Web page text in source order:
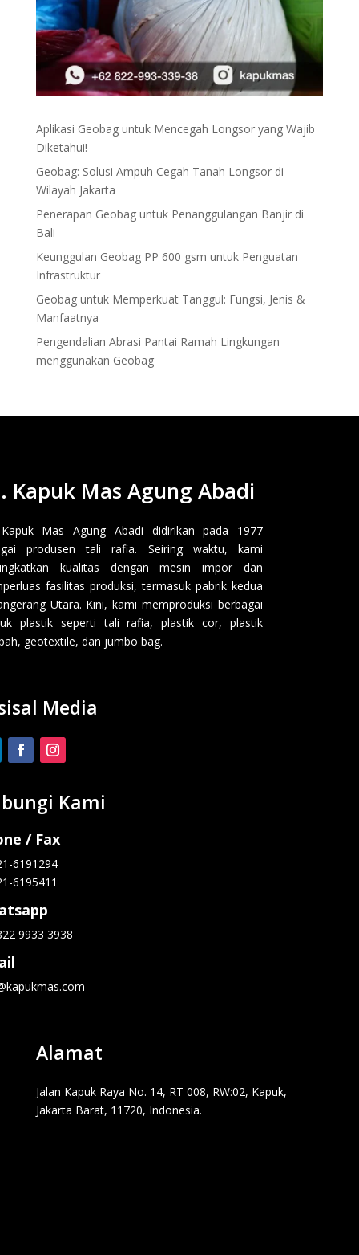
Aplikasi Geobag untuk Mencegah Longsor yang Wajib
Diketahui!
Geobag: Solusi Ampuh Cegah Tanah Longsor di
Wilayah Jakarta
Penerapan Geobag untuk Penanggulangan Banjir di
Bali
Keunggulan Geobag PP 600 gsm untuk Penguatan
Infrastruktur
Geobag untuk Memperkuat Tanggul: Fungsi, Jenis &
Manfaatnya
Pengendalian Abrasi Pantai Ramah Lingkungan
menggunakan Geobag
Kapuk Mas Agung Abadi
Mas Agung Abadi didirikan pada 1977
produsen tali rafia. Seiring waktu, kami
kualitas dengan mesin impor dan
fasilitas produksi, termasuk pabrik kedua
Utara. Kini, kami memproduksi berbagai
plastik seperti tali rafia, plastik cor, plastik
geotextile, dan jumbo bag.
Media
Kami
/ Fax
6191294
6195411
9933 3938
Alamat
Jalan Kapuk Raya No. 14, RT 008, RW:02, Kapuk,
Jakarta Barat, 11720, Indonesia.